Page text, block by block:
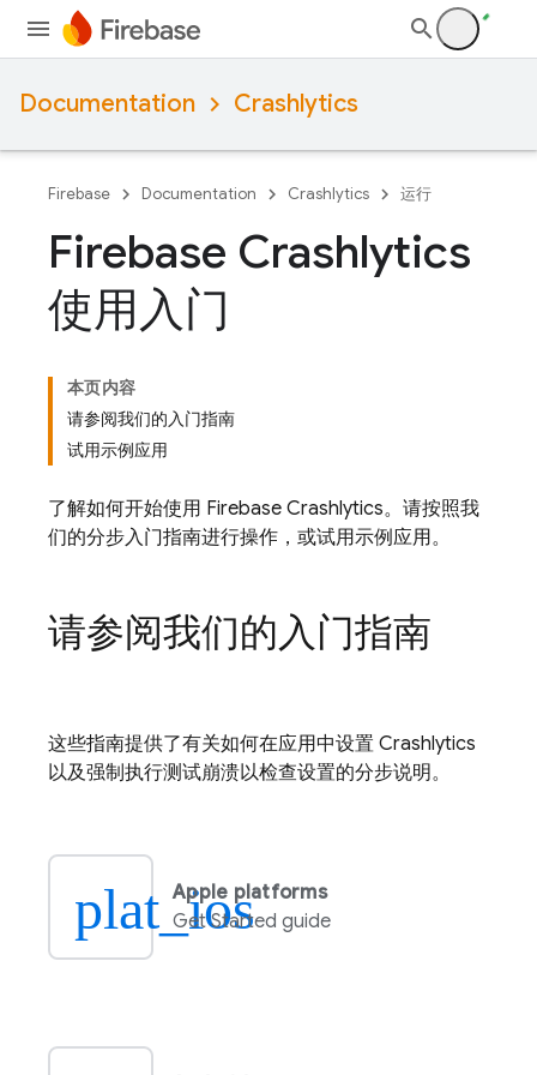
Documentation Crashlytics
Firebase Documentation Crashlytics 运行
Firebase Crashlytics
使用入门
本页内容
请参阅我们的入门指南
试用示例应用
了解如何开始使用 Firebase Crashlytics。请按照我
们的分步入门指南进行操作，或试用示例应用。
请参阅我们的入门指南
这些指南提供了有关如何在应用中设置 Crashlytics
以及强制执行测试崩溃以检查设置的分步说明。
plat_ios
Apple platforms
Get Started guide